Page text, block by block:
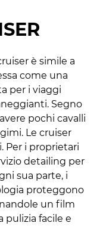
è simile a
come una
per i viaggi
Segno
pochi cavalli
Le cruiser
Per i proprietari
detailing per
sua parte, i
proteggono
un film
pulizia facile e